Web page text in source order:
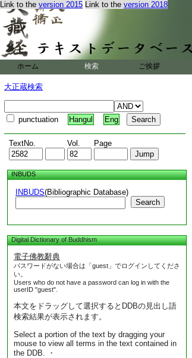
Link to the version 2015 Link to the version 2018
ホーム 検索 ご挨拶
大正蔵検索
punctuation Hangul Eng
TextNo. Vol. Page
INBUDS
INBUDS(Bibliographic Database)
Search
Digital Dictionary of Buddhism
電子佛教辭典
パスワードがない場合は「guest」でログインしてくださ
い。
Users who do not have a password can log in with the
userID "guest".
本文をドラッグして選択するとDDBの見出し語
検索結果が表示されます。
Select a portion of the text by dragging your
mouse to view all terms in the text contained in
the DDB. ・